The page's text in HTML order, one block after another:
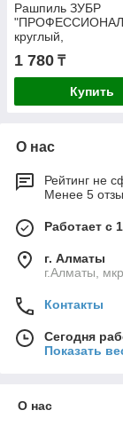
Рашпиль ЗУБР
круглый,
рукоятка, №2,
(16645-20-2)
1 780 ₸
Купить
О нас
Рейтинг не
Менее 5
Работает с
г. Алматы
г.Алматы,
Контакты
Сегодня
Показать
О нас